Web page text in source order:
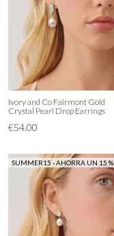
Ivory and Co Fairmont Gold
Crystal Pearl Drop Earrings
€54.00
SUMMER15 - AHORRA UN 15 %